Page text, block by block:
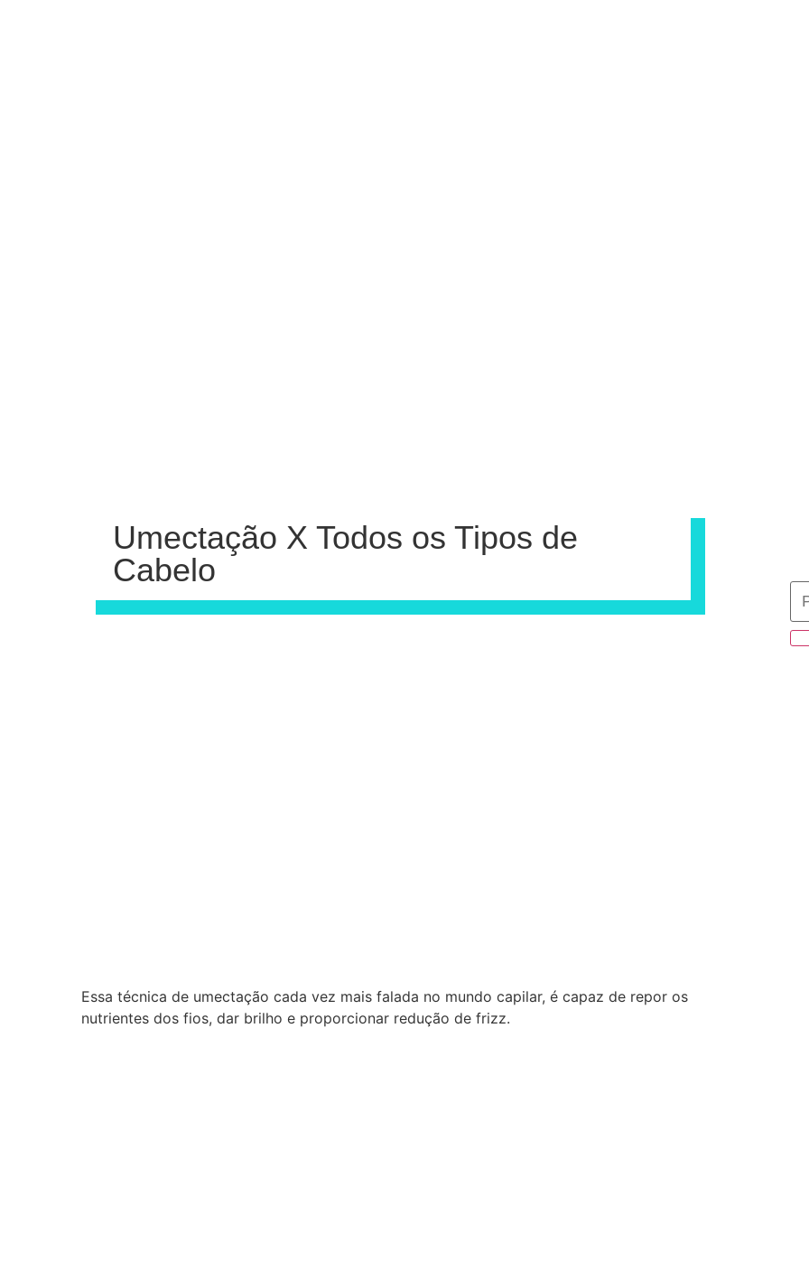
Umectação X Todos os Tipos de
Cabelo
Essa técnica de umectação cada vez mais falada no mundo capilar, é capaz de repor os
nutrientes dos fios, dar brilho e proporcionar redução de frizz.